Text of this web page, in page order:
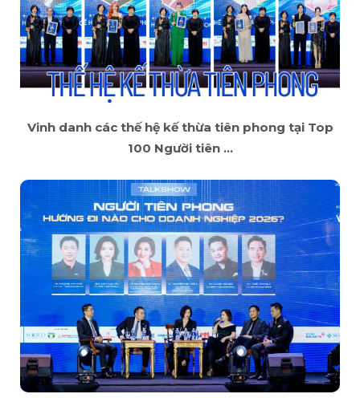
Vinh danh các thế hệ kế thừa tiên phong tại Top
100 Người tiên ...